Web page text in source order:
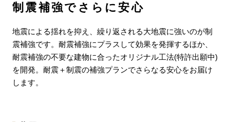
制震補強でさらに安心
地震による揺れを抑え、繰り返される大地震に強いのが制
震補強です。耐震補強にプラスして効果を発揮するほか、
耐震補強の不要な建物に合ったオリジナル工法(特許出願中)
を開発。耐震＋制震の補強プランでさらなる安心をお届け
します。